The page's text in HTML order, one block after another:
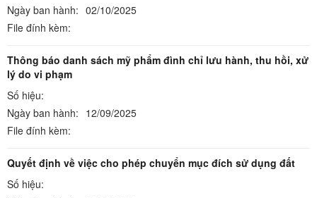
Ngày ban hành: 02/10/2025
File đính kèm:
Thông báo danh sách mỹ phẩm đình chỉ lưu hành, thu hồi, xử
lý do vi phạm
Số hiệu:
Ngày ban hành: 12/09/2025
File đính kèm:
Quyết định về việc cho phép chuyển mục đích sử dụng đất
Số hiệu: